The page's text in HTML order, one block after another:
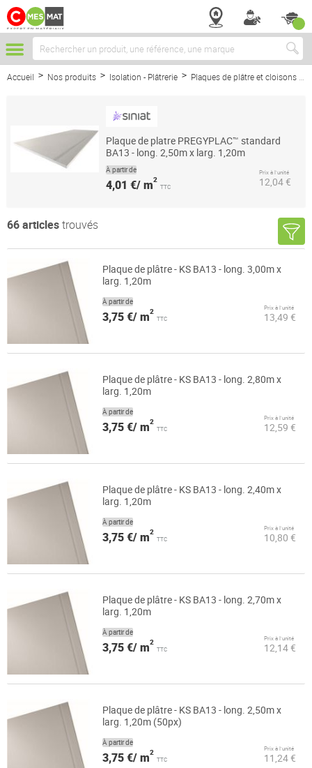
Chercher
Accueil Nos produits Isolation - Plâtrerie Plaques de plâtre et cloisons
Plaque de platre PREGYPLAC™ standard
BA13 - long. 2,50m x larg. 1,20m
À partir de
4,01 €/ m2
TTC
Prix à l’unité
12,04 €
66articlestrouvés
Plaque de plâtre - KS BA13 - long. 3,00m x
larg. 1,20m
À partir de
3,75 €/ m2
TTC
Prix à l’unité
13,49 €
Plaque de plâtre - KS BA13 - long. 2,80m x
larg. 1,20m
À partir de
3,75 €/ m2
TTC
Prix à l’unité
12,59 €
Plaque de plâtre - KS BA13 - long. 2,40m x
larg. 1,20m
À partir de
3,75 €/ m2
TTC
Prix à l’unité
10,80 €
Plaque de plâtre - KS BA13 - long. 2,70m x
larg. 1,20m
À partir de
3,75 €/ m2
TTC
Prix à l’unité
12,14 €
Plaque de plâtre - KS BA13 - long. 2,50m x
larg. 1,20m (50px)
À partir de
3,75 €/ m2
TTC
Prix à l’unité
11,24 €